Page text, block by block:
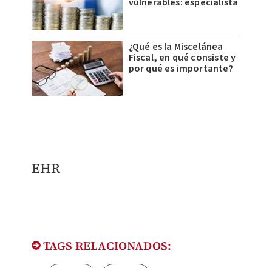
¿Qué es la Miscelánea
Fiscal, en qué consiste y
por qué es importante?
​EHR
TAGS RELACIONADOS: